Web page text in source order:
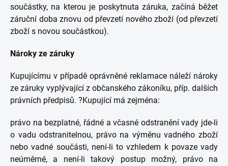
součástky, na kterou je poskytnuta záruka, začíná běžet
záruční doba znovu od převzetí nového zboží (od převzetí
zboží s novou součástkou).
Nároky ze záruky
Kupujícímu v případě oprávněné reklamace náleží nároky
ze záruky vyplývající z občanského zákoníku, příp. dalších
právních předpisů. ?Kupující má zejména:
právo na bezplatné, řádné a včasné odstranění vady jde-li
o vadu odstranitelnou, právo na výměnu vadného zboží
nebo vadné součásti, není-li to vzhledem k povaze vady
neúměrné, a není-li takový postup možný, právo na